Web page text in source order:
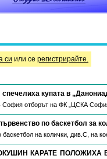
си или се регистрирайте.
купата в
София отборът на ФК „ЦСКА
по баскетбол за
баскетбол на колички, див.С, на
КАРАТЕ ПОЛОЖИХА